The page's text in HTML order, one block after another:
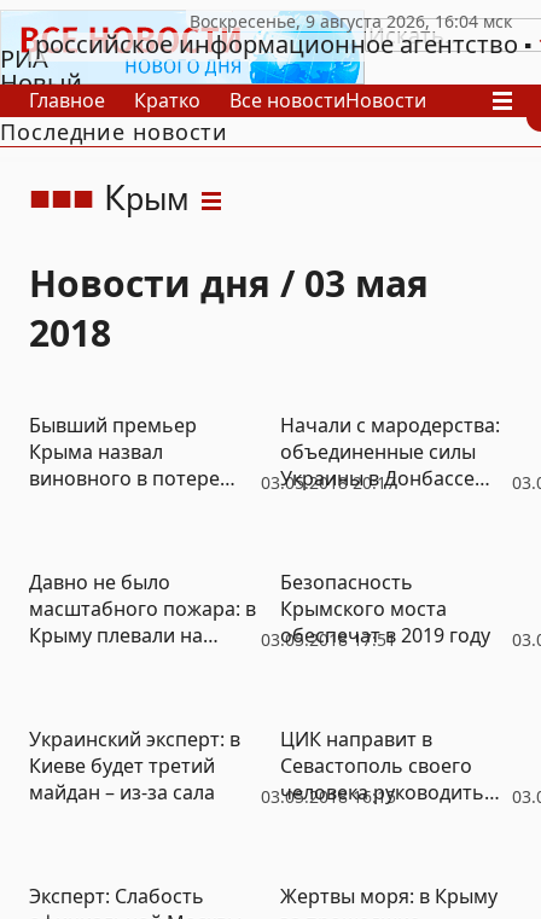
РИА
Новый
День
российское информационное агентство
Главное Кратко Все новостиНовости
В России
В мире
Последние новости
Крым
Новости дня / 03 мая
2018
03.05.2018 20:17
Бывший премьер
Крыма назвал
виновного в потере
Начали с мародерства:
объединенные силы
Украины в Донбассе
03.05.2018 17:51
Давно не было
масштабного пожара: в
Крыму плевали на
Безопасность
Крымского моста
обеспечат в 2019 году
03.05.2018 16:15
Украинский эксперт: в
Киеве будет третий
майдан – из-за сала
ЦИК направит в
Севастополь своего
человека руководить
Эксперт: Слабость
Жертвы моря: в Крыму